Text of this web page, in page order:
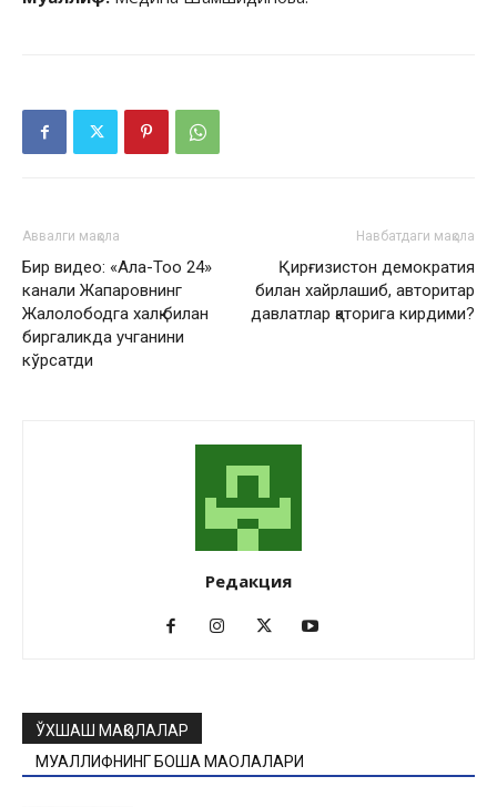
Аввалги мақола
Бир видео: «Ала-Тоо 24»
канали Жапаровнинг
Жалолободга халқ билан
биргаликда учганини
кўрсатди
Навбатдаги мақола
Қирғизистон демократия
билан хайрлашиб, авторитар
давлатлар қаторига кирдими?
Редакция
ЎХШАШ МАҚОЛАЛАР
МУАЛЛИФНИНГ БОШҚА МАҚОЛАЛАРИ